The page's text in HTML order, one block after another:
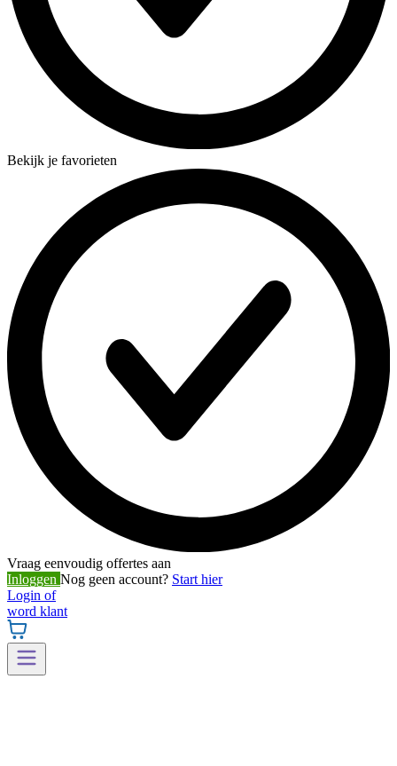
Bekijk je favorieten
Vraag eenvoudig offertes aan
Inloggen Nog geen account? Start hier
Login of
word klant